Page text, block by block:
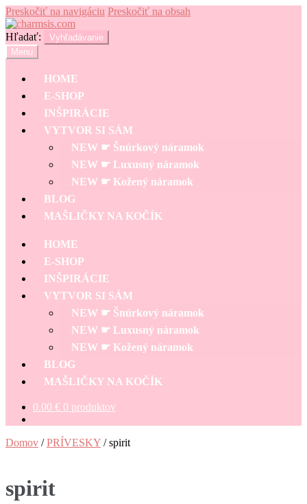
Preskočiť na navigáciu Preskočiť na obsah
Hľadať:
Vyhľadávanie
Menu
HOME
E-SHOP
INŠPIRÁCIE
VYTVOR SI SÁM
NEW ☛ Šnúrkový náramok
NEW ☛ Luxusný náramok
NEW ☛ Kožený náramok
BLOG
MAŠLIČKY NA KOČÍK
HOME
E-SHOP
INŠPIRÁCIE
VYTVOR SI SÁM
NEW ☛ Šnúrkový náramok
NEW ☛ Luxusný náramok
NEW ☛ Kožený náramok
BLOG
MAŠLIČKY NA KOČÍK
0.00 € 0 produktov
Domov /PRÍVESKY /spirit
spirit